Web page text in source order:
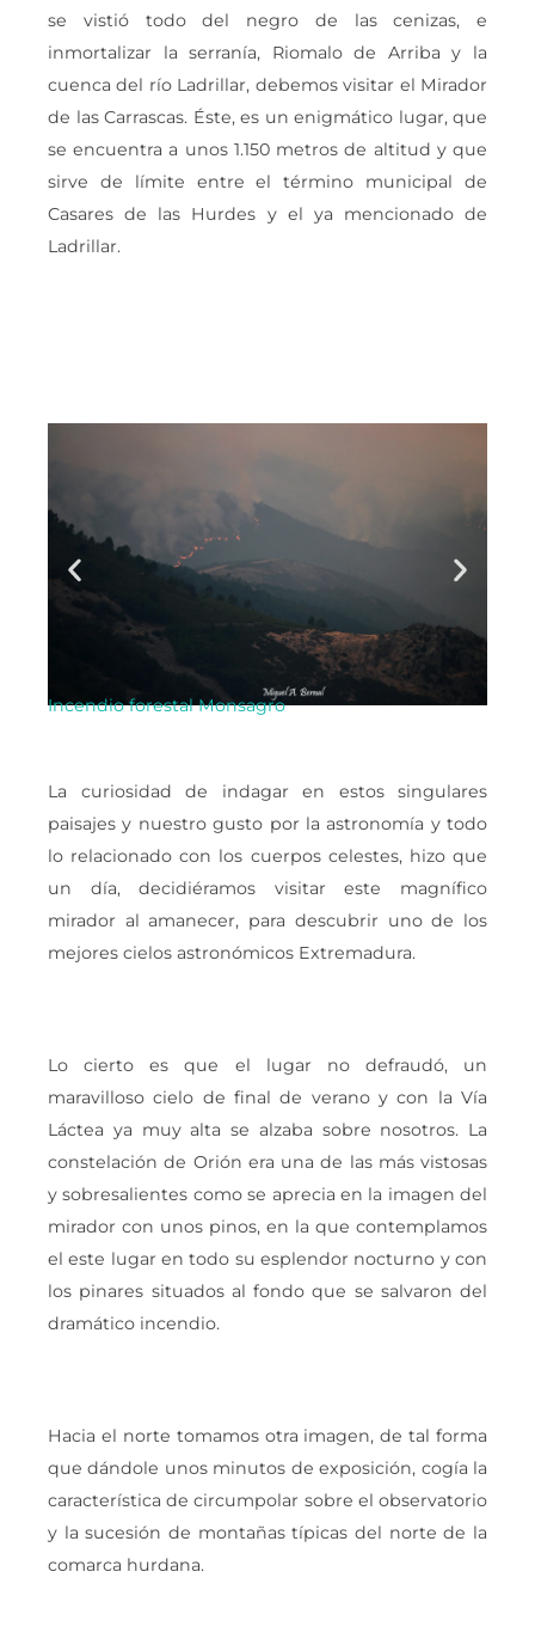
se vistió todo del negro de las cenizas, e
inmortalizar la serranía, Riomalo de Arriba y la
cuenca del río Ladrillar, debemos visitar el Mirador
de las Carrascas. Éste, es un enigmático lugar, que
se encuentra a unos 1.150 metros de altitud y que
sirve de límite entre el término municipal de
Casares de las Hurdes y el ya mencionado de
Ladrillar.
Incendio forestal Monsagro
La curiosidad de indagar en estos singulares
paisajes y nuestro gusto por la astronomía y todo
lo relacionado con los cuerpos celestes, hizo que
un día, decidiéramos visitar este magnífico
mirador al amanecer, para descubrir uno de los
mejores cielos astronómicos Extremadura.
Lo cierto es que el lugar no defraudó, un
maravilloso cielo de final de verano y con la Vía
Láctea ya muy alta se alzaba sobre nosotros. La
constelación de Orión era una de las más vistosas
y sobresalientes como se aprecia en la imagen del
mirador con unos pinos, en la que contemplamos
el este lugar en todo su esplendor nocturno y con
los pinares situados al fondo que se salvaron del
dramático incendio.
Hacia el norte tomamos otra imagen, de tal forma
que dándole unos minutos de exposición, cogía la
característica de circumpolar sobre el observatorio
y la sucesión de montañas típicas del norte de la
comarca hurdana.